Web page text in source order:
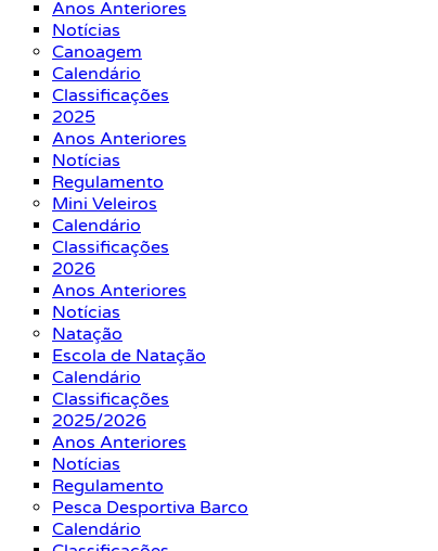
Anos Anteriores
Notícias
Canoagem
Calendário
Classificações
2025
Anos Anteriores
Notícias
Regulamento
Mini Veleiros
Calendário
Classificações
2026
Anos Anteriores
Notícias
Natação
Escola de Natação
Calendário
Classificações
2025/2026
Anos Anteriores
Notícias
Regulamento
Pesca Desportiva Barco
Calendário